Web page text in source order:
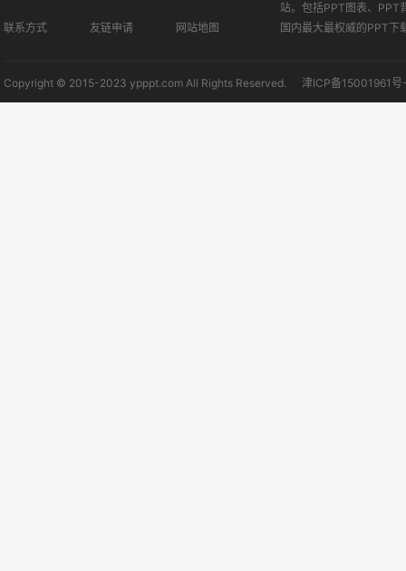
联系方式 友链申请 网站地图
站。包括PPT图表、PPT
国内最大最权威的PPT下
Copyright © 2015-2023 ypppt.com All Rights Reserved. 津ICP备15001961号